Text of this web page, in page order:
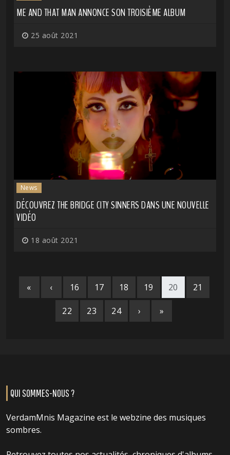
ME AND THAT MAN ANNONCE SON TROISIÈME ALBUM
25 août 2021
News
DÉCOUVREZ THE BRIDGE CITY SINNERS DANS UNE NOUVELLE
VIDÉO
18 août 2021
« ‹ 16 17 18 19 20 21
22 23 24 › »
QUI SOMMES-NOUS ?
VerdamMnis Magazine est le webzine des musiques
sombres.